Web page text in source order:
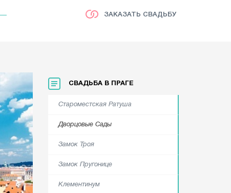
ЗАКАЗАТЬ СВАДЬБУ
СВАДЬБА В ПРАГЕ
Староместская Ратуша
Дворцовые Сады
Замок Троя
Замок Пругонице
Клементинум